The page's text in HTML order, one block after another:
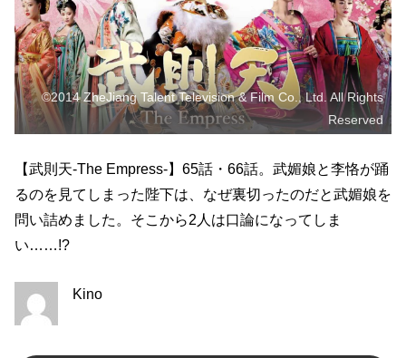
©2014 ZheJiang Talent Television & Film Co., Ltd. All Rights
Reserved
【武則天-The Empress-】65話・66話。武媚娘と李恪が踊
るのを見てしまった陛下は、なぜ裏切ったのだと武媚娘を
問い詰めました。そこから2人は口論になってしま
い……!?
Kino